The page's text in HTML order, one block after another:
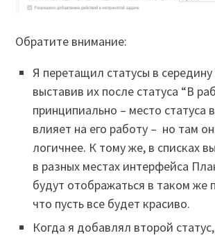
Обратите внимание:
Я перетащил статусы в
выставив их после статуса “В
принципиально – место статуса
влияет на его работу – но там
логичнее. К тому же, в списках
в разных местах интерфейса
будут отображаться в таком же
что пусть все будет красиво.
Когда я добавлял второй